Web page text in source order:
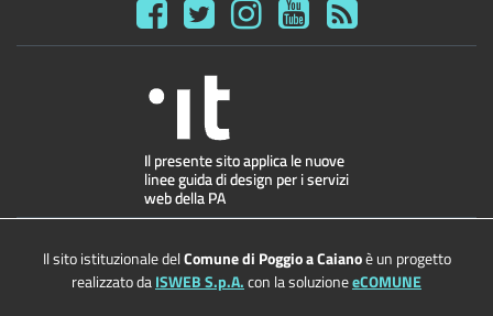
Il sito istituzionale delComune di Poggio a Caianoè un progetto
realizzato daISWEB S.p.A.con la soluzioneeCOMUNE